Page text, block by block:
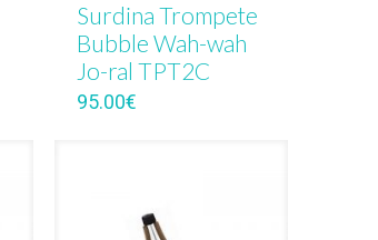
Surdina Trompete
Bubble Wah-wah
Jo-ral TPT2C
95.00€